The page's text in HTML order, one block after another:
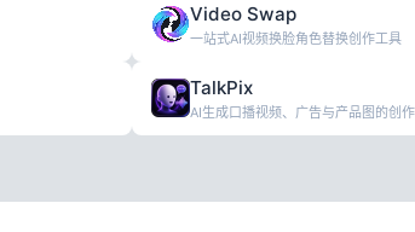
Video Swap
一站式AI视频换脸角色替换创作工具
TalkPix
AI生成口播视频、广告与产品图的创